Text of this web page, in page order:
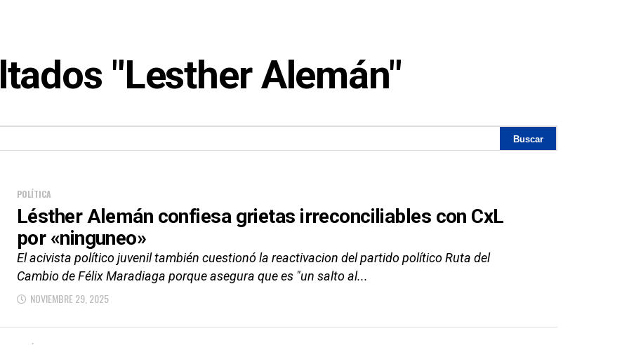
"Lesther Alemán"
POLÍTICA
Lésther Alemán confiesa grietas irreconciliables con CxL
por «ninguneo»
El acivista político juvenil también cuestionó la reactivacion del partido político Ruta del
Cambio de Félix Maradiaga porque asegura que es "un salto al...
NOVIEMBRE 29, 2025